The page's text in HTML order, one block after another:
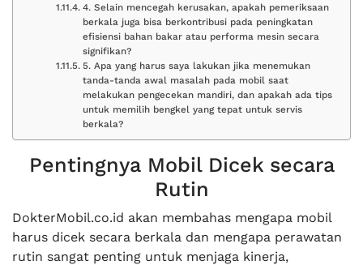
4. Selain mencegah kerusakan, apakah pemeriksaan
berkala juga bisa berkontribusi pada peningkatan
efisiensi bahan bakar atau performa mesin secara
signifikan?
5. Apa yang harus saya lakukan jika menemukan
tanda-tanda awal masalah pada mobil saat
melakukan pengecekan mandiri, dan apakah ada tips
untuk memilih bengkel yang tepat untuk servis
berkala?
Pentingnya Mobil Dicek secara
Rutin
DokterMobil.co.id akan membahas mengapa mobil
harus dicek secara berkala dan mengapa perawatan
rutin sangat penting untuk menjaga kinerja,